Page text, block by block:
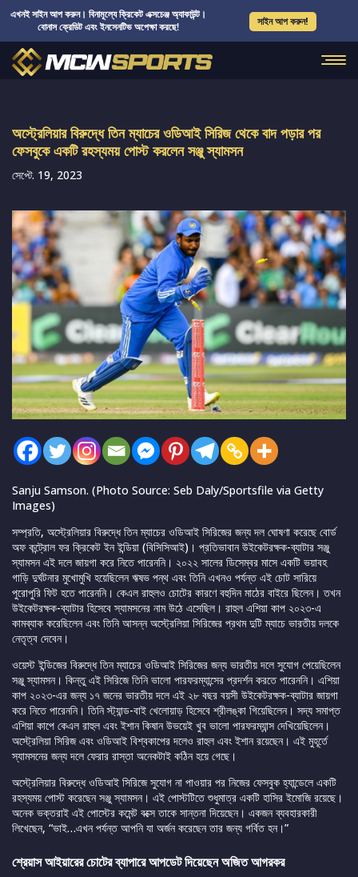
এখনই সাইন আপ করুন। বিনামূল্যে ক্রিকেট এক্সচেঞ্জ অ্যাকাউন্ট।
বোনাস ক্রেডিট এবং ইনসেনটিভ অপেক্ষা করছে!
সাইন আপ করুন!
অস্ট্রেলিয়ার বিরুদ্ধে তিন ম্যাচের ওডিআই সিরিজ থেকে বাদ পড়ার পর
ফেসবুকে একটি রহস্যময় পোস্ট করলেন সঞ্জু স্যামসন
সেপ্টে. 19, 2023
Sanju Samson. (Photo Source: Seb Daly/Sportsfile via Getty
Images)
সম্প্রতি, অস্ট্রেলিয়ার বিরুদ্ধে তিন ম্যাচের ওডিআই সিরিজের জন্য দল ঘোষণা করেছে বোর্ড
অফ কন্ট্রোল ফর ক্রিকেট ইন ইন্ডিয়া (বিসিসিআই)। প্রতিভাবান উইকেটরক্ষক-ব্যাটার সঞ্জু
স্যামসন এই দলে জায়গা করে নিতে পারেননি। ২০২২ সালের ডিসেম্বর মাসে একটি ভয়াবহ
গাড়ি দুর্ঘটনার মুখোমুখি হয়েছিলেন ঋষভ পন্থ এবং তিনি এখনও পর্যন্ত এই চোট সারিয়ে
পুরোপুরি ফিট হতে পারেননি। কেএল রাহুলও চোটের কারণে বহুদিন মাঠের বাইরে ছিলেন। তখন
উইকেটরক্ষক-ব্যাটার হিসেবে স্যামসনের নাম উঠে এসেছিল। রাহুল এশিয়া কাপ ২০২৩-এ
কামব্যাক করেছিলেন এবং তিনি আসন্ন অস্ট্রেলিয়া সিরিজের প্রথম দুটি ম্যাচে ভারতীয় দলকে
নেতৃত্ব দেবেন।
ওয়েস্ট ইন্ডিজের বিরুদ্ধে তিন ম্যাচের ওডিআই সিরিজের জন্য ভারতীয় দলে সুযোগ পেয়েছিলেন
সঞ্জু স্যামসন। কিন্তু এই সিরিজে তিনি ভালো পারফরম্যান্সের প্রদর্শন করতে পারেননি। এশিয়া
কাপ ২০২৩-এর জন্য ১৭ জনের ভারতীয় দলে এই ২৮ বছর বয়সী উইকেটরক্ষক-ব্যাটার জায়গা
করে নিতে পারেননি। তিনি স্ট্যান্ড-বাই খেলোয়াড় হিসেবে শ্রীলঙ্কা গিয়েছিলেন। সদ্য সমাপ্ত
এশিয়া কাপে কেএল রাহুল এবং ইশান কিষান উভয়েই খুব ভালো পারফরম্যান্স দেখিয়েছিলেন।
অস্ট্রেলিয়া সিরিজ এবং ওডিআই বিশ্বকাপের দলেও রাহুল এবং ইশান রয়েছেন। এই মুহূর্তে
স্যামসনের জন্য দলে ফেরার রাস্তা অনেকটাই কঠিন হয়ে গেছে।
অস্ট্রেলিয়ার বিরুদ্ধে ওডিআই সিরিজে সুযোগ না পাওয়ার পর নিজের ফেসবুক হ্যান্ডেলে একটি
রহস্যময় পোস্ট করেছেন সঞ্জু স্যামসন। এই পোস্টটিতে শুধুমাত্র একটি হাসির ইমোজি রয়েছে।
অনেক ভক্তরাই এই পোস্টের কমেন্ট বক্সে তাকে সান্তনা দিয়েছেন। একজন ব্যবহারকারী
লিখেছেন, “ভাই…এখন পর্যন্ত আপনি যা অর্জন করেছেন তার জন্য গর্বিত হন।”
শ্রেয়াস আইয়ারের চোটের ব্যাপারে আপডেট দিয়েছেন অজিত আগরকর